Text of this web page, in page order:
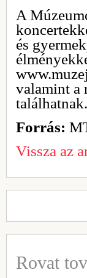
A
és
valamint a
találhatnak.
Forrás:
Vissza az
Rovat